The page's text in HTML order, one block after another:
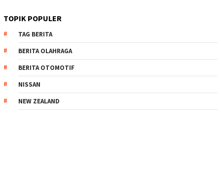
TOPIK POPULER
TAG BERITA
BERITA OLAHRAGA
BERITA OTOMOTIF
NISSAN
NEW ZEALAND